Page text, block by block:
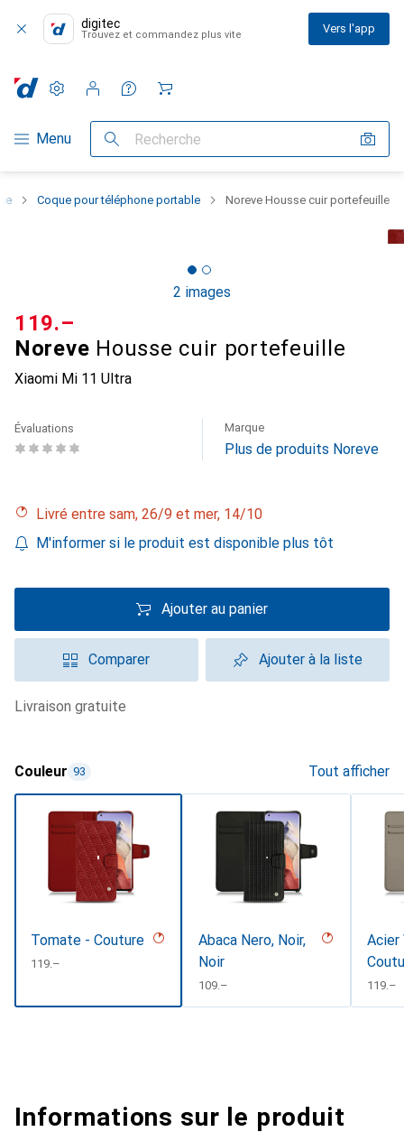
digitec
Trouvez et commandez plus vite Vers l'app
Navigation par catégorie
Menu Recherche
Paramètres
Compte client
Listes de comparaison
Listes d'envies
Panier
Coque pour téléphone portable Noreve Housse cuir portefeuille
2 images
Noreve Housse cuir portefeuille
Xiaomi Mi 11 Ultra
CHF
119.–
Évaluations Marque
Plus de produits Noreve
Livré entre sam, 26/9 et mer, 14/10
M'informer si le produit est disponible plus tôt
Ajouter au panier
Comparer Ajouter à la liste
livraison gratuite
Couleur 93 Tout afficher
Tomate - Couture
CHF
119.–
Abaca Nero, Noir,
Noir
CHF
109.–
Acier
CHF
119.–
Informations sur le produit